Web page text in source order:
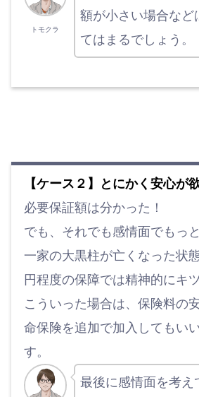
トモクラ
額が小さい場合など
てはまるでしょう。
【ケース２】とにかく安心が
必要保証額は分かった！
でも、それでも感情面でもっ
一家の大黒柱が亡くなった状
円程度の保障では精神的にキツ
こういった場合は、保険料の
命保険を追加で加入してもい
す。
最後に感情面を考え